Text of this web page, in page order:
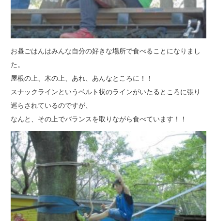
お昼ごはんはみんな自分の好きな場所で食べることになりまし
た。
屋根の上、木の上、あれ、あんなところに！！
スナックラインというベルト状のラインがいたるところに張り
巡らされているのですが、
なんと、その上でバランスを取りながら食べています！！